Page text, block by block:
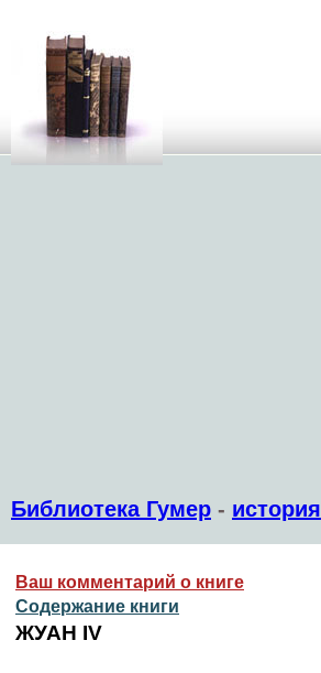
Библиотека Гумер - история
Ваш комментарий о книге
Содержание книги
ЖУАН IV